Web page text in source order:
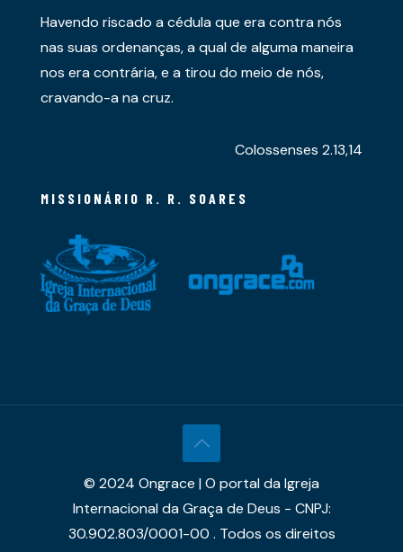
Havendo riscado a cédula que era contra nós
nas suas ordenanças, a qual de alguma maneira
nos era contrária, e a tirou do meio de nós,
cravando-a na cruz.
Colossenses 2.13,14
MISSIONÁRIO R. R. SOARES
© 2024 Ongrace | O portal da Igreja
Internacional da Graça de Deus - CNPJ:
30.902.803/0001-00 . Todos os direitos